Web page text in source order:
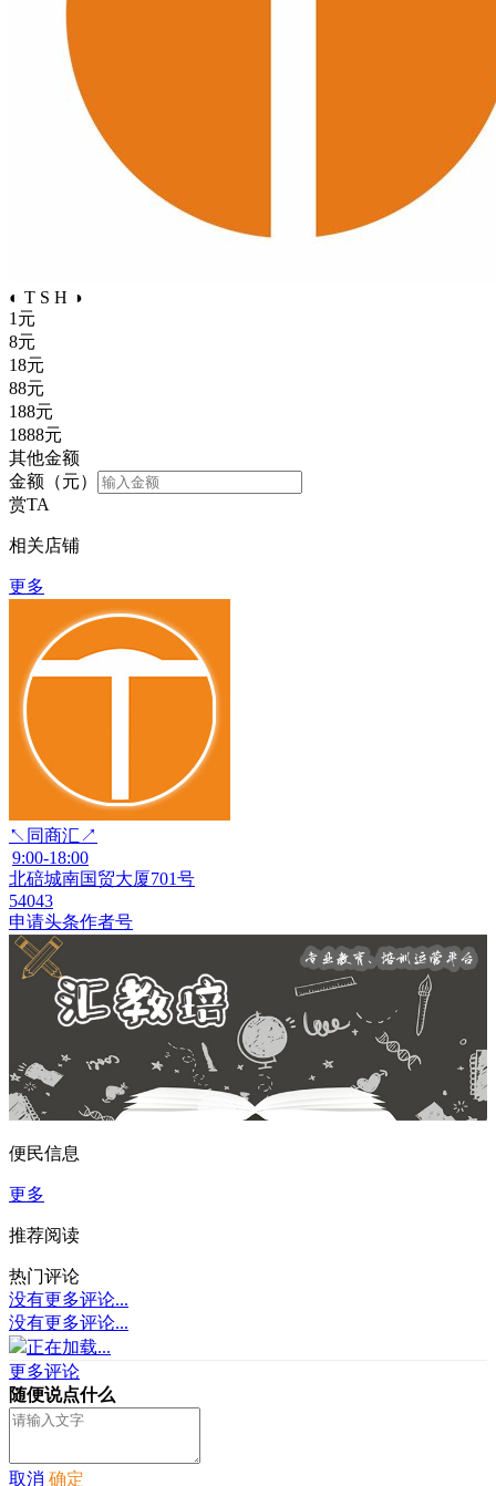
◐ T S H ◑
1 元
8元
18元
88元
188元
1888元
其他金额
金额（元）
赏TA
相关店铺
更多
↖同商汇↗
9:00-18:00
北碚城南国贸大厦701号
54043
申请头条作者号
便民信息
更多
推荐阅读
热门评论
没有更多评论...
没有更多评论...
正在加载...
更多评论
随便说点什么
取消 确定